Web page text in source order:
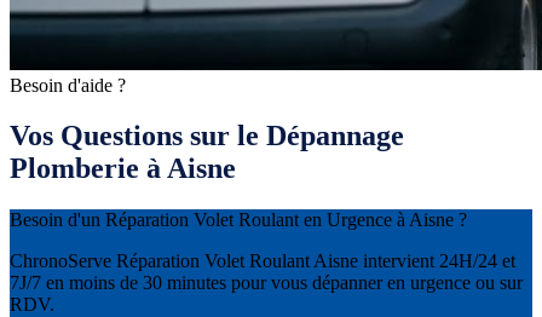
Besoin d'aide ?
Vos Questions sur le Dépannage
Plomberie à Aisne
Besoin d'un Réparation Volet Roulant en Urgence à Aisne ?
ChronoServe Réparation Volet Roulant Aisne intervient 24H/24 et
7J/7 en moins de 30 minutes pour vous dépanner en urgence ou sur
RDV.